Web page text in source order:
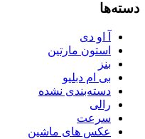
دسته‌ها
آ او دی
استون مارتین
بنز
بی ام دبلیو
دسته‌بندی نشده
رالی
سرعت
عکس های ماشین